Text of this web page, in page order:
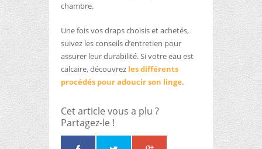
chambre.
Une fois vos draps choisis et achetés,
suivez les conseils d’entretien pour
assurer leur durabilité. Si votre eau est
calcaire, découvrez les différents
procédés pour adoucir son linge.
Cet article vous a plu ?
Partagez-le !